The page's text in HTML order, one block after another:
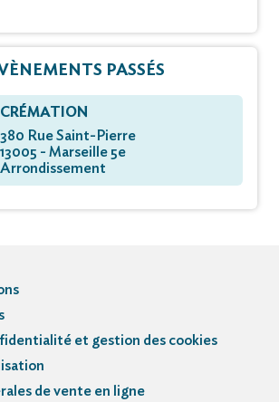
PASSÉS
CRÉMATION
380 Rue Saint-Pierre
13005 - Marseille 5e
Arrondissement
et gestion des cookies
de vente en ligne